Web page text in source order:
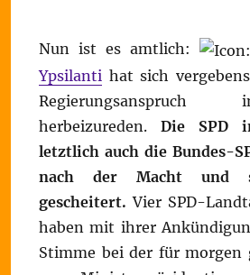
Nun ist es amtlich:
Ypsilanti hat sich
herbeizureden. Die SPD
letztlich auch die Bundes-
nach der Macht und
gescheitert. Vier SPD-
haben mit ihrer
Stimme bei der für morgen